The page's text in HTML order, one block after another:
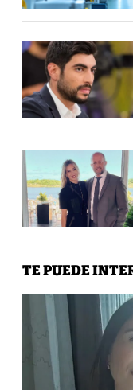
TE PUEDE